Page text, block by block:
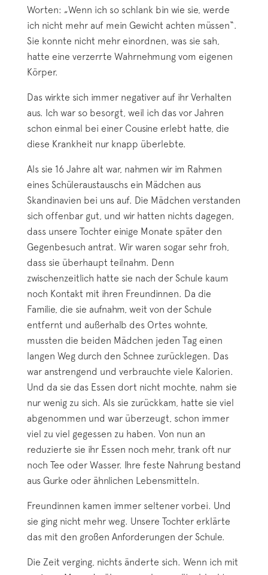
Worten: „Wenn ich so schlank bin wie sie, werde
ich nicht mehr auf mein Gewicht achten müssen“.
Sie konnte nicht mehr einordnen, was sie sah,
hatte eine verzerrte Wahrnehmung vom eigenen
Körper.
Das wirkte sich immer negativer auf ihr Verhalten
aus. Ich war so besorgt, weil ich das vor Jahren
schon einmal bei einer Cousine erlebt hatte, die
diese Krankheit nur knapp überlebte.
Als sie 16 Jahre alt war, nahmen wir im Rahmen
eines Schüleraustauschs ein Mädchen aus
Skandinavien bei uns auf. Die Mädchen verstanden
sich offenbar gut, und wir hatten nichts dagegen,
dass unsere Tochter einige Monate später den
Gegenbesuch antrat. Wir waren sogar sehr froh,
dass sie überhaupt teilnahm. Denn
zwischenzeitlich hatte sie nach der Schule kaum
noch Kontakt mit ihren Freundinnen. Da die
Familie, die sie aufnahm, weit von der Schule
entfernt und außerhalb des Ortes wohnte,
mussten die beiden Mädchen jeden Tag einen
langen Weg durch den Schnee zurücklegen. Das
war anstrengend und verbrauchte viele Kalorien.
Und da sie das Essen dort nicht mochte, nahm sie
nur wenig zu sich. Als sie zurückkam, hatte sie viel
abgenommen und war überzeugt, schon immer
viel zu viel gegessen zu haben. Von nun an
reduzierte sie ihr Essen noch mehr, trank oft nur
noch Tee oder Wasser. Ihre feste Nahrung bestand
aus Gurke oder ähnlichen Lebensmitteln.
Freundinnen kamen immer seltener vorbei. Und
sie ging nicht mehr weg. Unsere Tochter erklärte
das mit den großen Anforderungen der Schule.
Die Zeit verging, nichts änderte sich. Wenn ich mit